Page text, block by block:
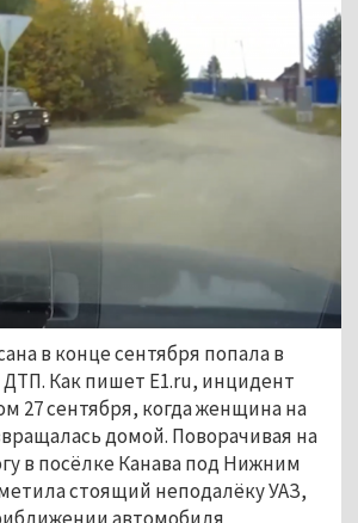
в конце сентября попала в
Как пишет E1.ru, инцидент
27 сентября, когда женщина на
домой. Поворачивая на
в посёлке Канава под Нижним
стоящий неподалёку УАЗ,